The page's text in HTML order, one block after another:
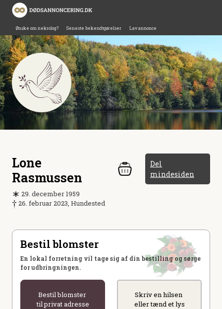
Ønske om nekrolog? Seneste bekendtgørelser Lav annonce
Lone
Rasmussen
Del
mindesiden
29. december 1959
26. februar 2023, Hundested
Bestil blomster
En lokal forretning vil tage sig af din bestilling og sørge
for udbringningen.
Bestil blomster
til privat adresse
Skriv en hilsen
eller tænd et lys